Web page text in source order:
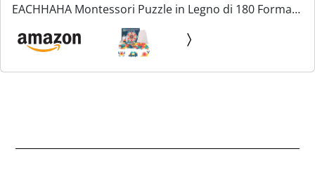
EACHHAHA Montessori Puzzle in Legno di 180 Forma
Geometrica -Tangram Toy Card Divertente Giocattolo
educativo - Ci Sono 180 Pezzi Geometriche e 24 carte